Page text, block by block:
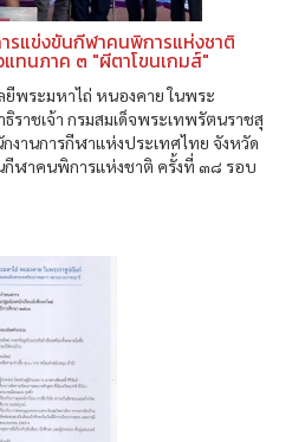
รแข่งขันกีฬาคนพิการแห่งชาติ
ทนภาค ๓ "ผีตาโขนเกมส์"
ยีพระมหาไถ่ หนองคาย ในพระ
ราชเจ้า กรมสมเด็จพระเทพรัตนราชสุ
งานการกีฬาแห่งประเทศไทย จังหวัด
กีฬาคนพิการแห่งชาติ ครั้งที่ ๓๘ รอบ